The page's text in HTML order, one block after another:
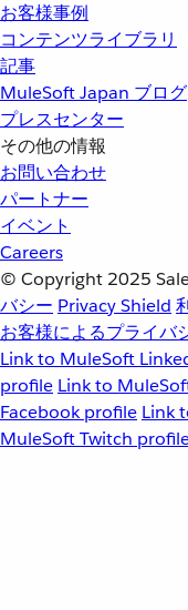
お客様事例
コンテンツライブラリ
記事
MuleSoft Japan ブログ
プレスセンター
その他の情報
お問い合わせ
パートナー
イベント
Careers
© Copyright 2025
バシー Privacy Shield
お客様によるプライバ
Link to MuleSoft
profile Link to
Facebook profile Link
MuleSoft Twitch